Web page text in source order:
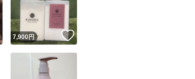
このユーザーは設定した発送日数内に発送しています
いいね！
7,900円 いいね！